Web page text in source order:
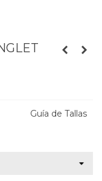
Guía de Tallas